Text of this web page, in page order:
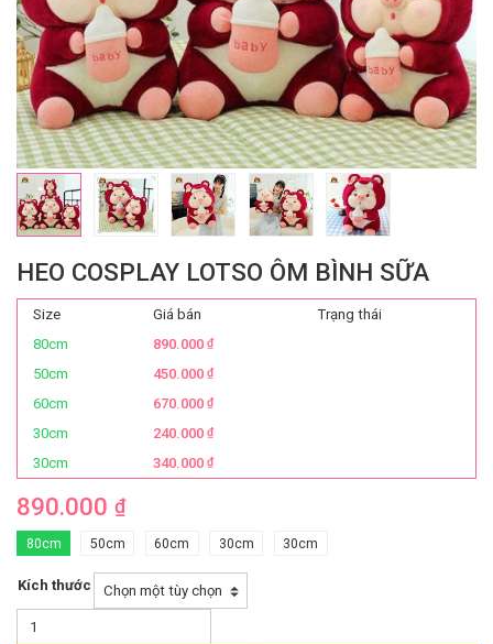
HEO COSPLAY LOTSO ÔM BÌNH SỮA
Size Giá bán
Trạng thái
80cm
890.000₫
50cm 450.000₫
60cm 670.000₫
30cm 240.000₫
30cm 340.000₫
890.000 ₫
80cm 50cm 60cm 30cm 30cm
Kích thước
Heo